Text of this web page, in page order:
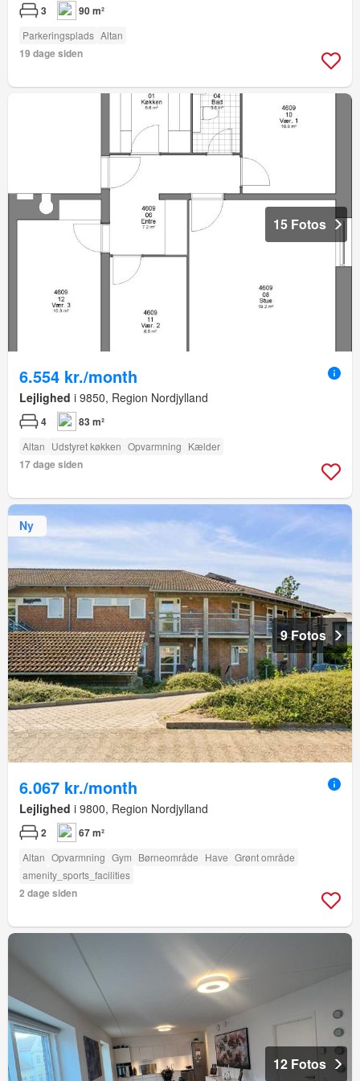
3 90 m²
Parkeringsplads Altan
19 dage siden
15 Fotos
6.554 kr./month
Lejlighed i 9850, Region Nordjylland
4 83 m²
Altan Udstyret køkken Opvarmning Kælder
17 dage siden
Ny
9 Fotos
6.067 kr./month
Lejlighed i 9800, Region Nordjylland
2 67 m²
Altan Opvarmning Gym Børneområde Have Grønt område
amenity_sports_facilities
2 dage siden
12 Fotos